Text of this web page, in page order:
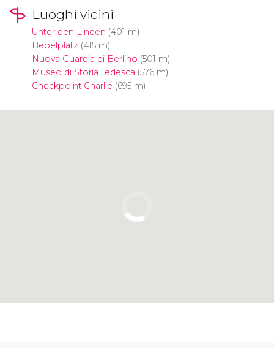
Luoghi vicini
Unter den Linden (401 m)
Bebelplatz (415 m)
Nuova Guardia di Berlino (501 m)
Museo di Storia Tedesca (576 m)
Checkpoint Charlie (695 m)